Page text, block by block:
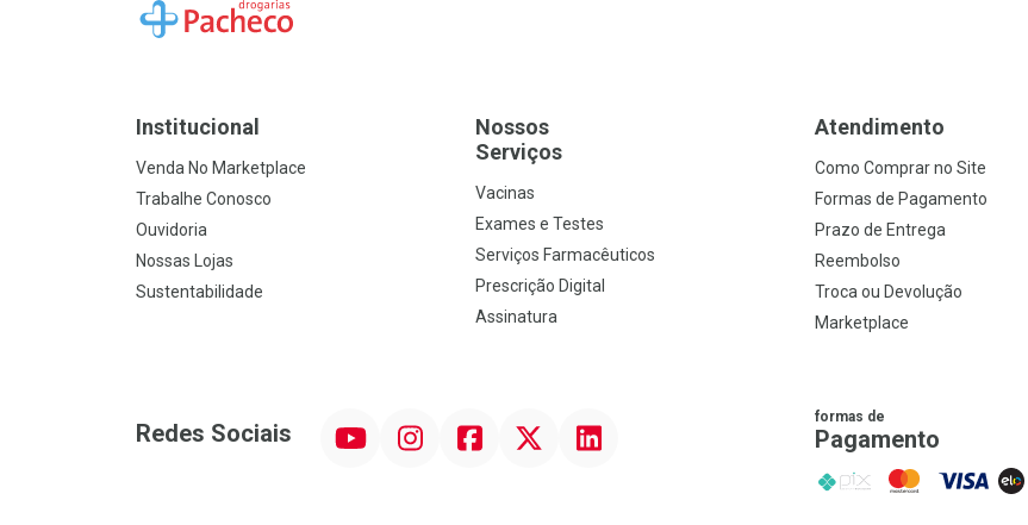
Ir para a Home
Institucional
Venda No Marketplace
Trabalhe Conosco
Ouvidoria
Nossas Lojas
Sustentabilidade
Nossos
Serviços
Vacinas
Exames e Testes
Serviços Farmacêuticos
Prescrição Digital
Assinatura
Atendimento
Como Comprar no Site
Formas de Pagamento
Prazo de Entrega
Reembolso
Troca ou Devolução
Marketplace
Redes Sociais InstagramFacebookTwitter Linkedin formas de
Pagamento
PIX MasterCard
VISA ELO